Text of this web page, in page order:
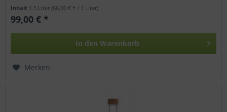
Inhalt 1.5 Liter(66,00 € * / 1 Liter)
99,00 € *
In den Warenkorb
Merken